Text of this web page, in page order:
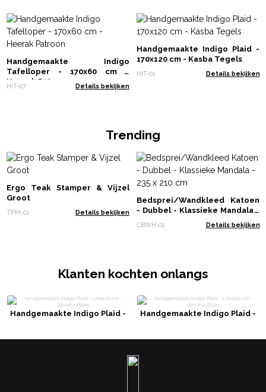
Handgemaakte Indigo
Tafelloper - 170x60 cm -
Heerak Patroon
HIT-07 Details bekijken
Handgemaakte Indigo Plaid -
170x120 cm - Kasba Tegels
HIT-01 Details bekijken
Trending
Ergo Teak Stamper & Vijzel
Groot
TPM-01 Details bekijken
Bedsprei/Wandkleed Katoen
- Dubbel - Klassieke Mandala -
235 x 210 cm
CBWH-01 Details bekijken
Klanten kochten onlangs
Handgemaakte Indigo Plaid -
Handgemaakte Indigo Plaid -